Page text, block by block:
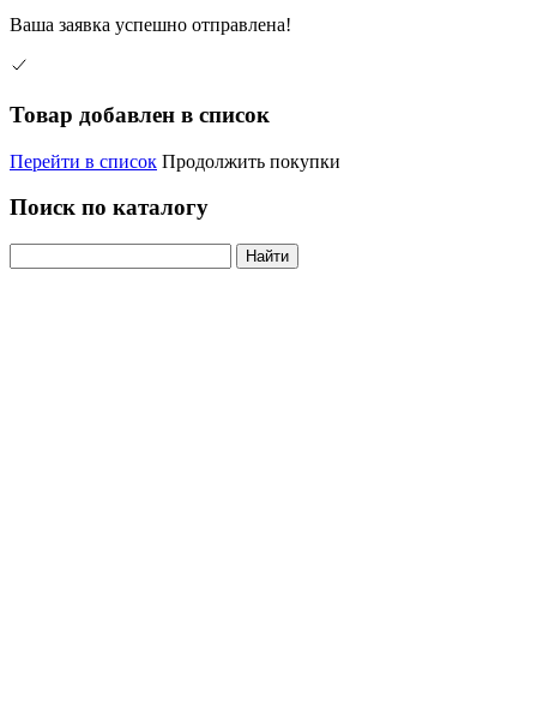
Ваша заявка успешно отправлена!
Товар добавлен в список
Перейти в список Продолжить покупки
Поиск по каталогу
Найти